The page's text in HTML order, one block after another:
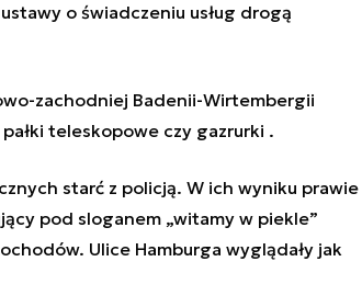
o świadczeniu usług drogą
zachodniej Badenii-Wirtembergii
teleskopowe czy gazrurki .
starć z policją. W ich wyniku prawie
pod sloganem „witamy w piekle”
Ulice Hamburga wyglądały jak